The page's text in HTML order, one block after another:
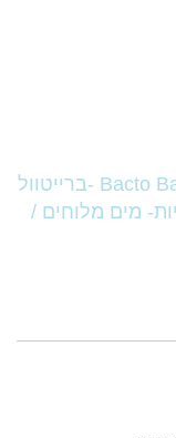
Bacto Brightwell aquatics -ברייטוול
מים מלוחים /